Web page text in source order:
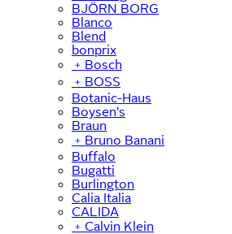
BJÖRN BORG
Blanco
Blend
bonprix
﹢ Bosch
﹢ BOSS
Botanic-Haus
Boysen's
Braun
﹢ Bruno Banani
Buffalo
Bugatti
Burlington
Calia Italia
CALIDA
﹢ Calvin Klein